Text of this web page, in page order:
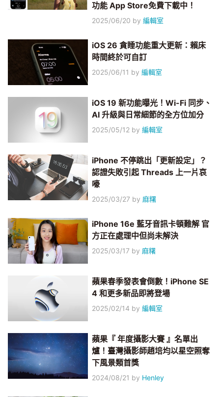
功能 App Store免費下載中！
2025/06/20 by編輯室
iOS 26 貪睡功能重大更新：賴床
時間終於可自訂
2025/06/11 by編輯室
iOS 19 新功能曝光！Wi-Fi 同步、
AI 升級與日常細節的全方位加分
2025/05/12 by編輯室
iPhone 不停跳出「更新設定」？
認證失敗引起 Threads 上一片哀
嚎
2025/03/27 by 麻糬
iPhone 16e 藍牙音訊卡頓難解 官
方正在處理中但尚未解決
2025/03/17 by 麻糬
蘋果春季發表會倒數！iPhone SE
4 和更多新品即將登場
2025/02/14 by編輯室
蘋果『 年度攝影大賽 』名單出
爐！臺灣攝影師趙培均以星空照奪
下風景類首獎
2024/08/21 by Henley